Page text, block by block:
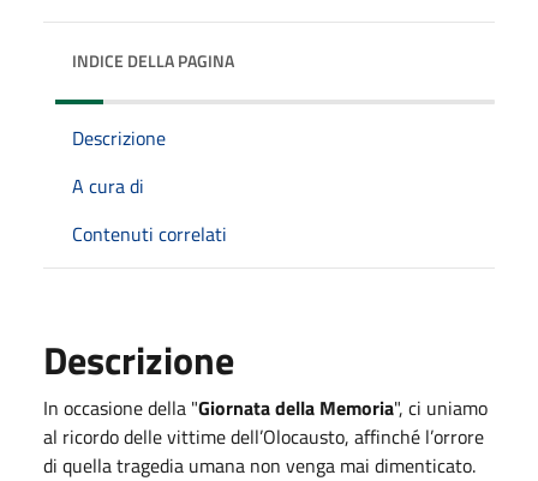
INDICE DELLA PAGINA
Descrizione
A cura di
Contenuti correlati
Descrizione
In occasione della "Giornata della Memoria", ci uniamo
al ricordo delle vittime dell’Olocausto, affinché l’orrore
di quella tragedia umana non venga mai dimenticato.